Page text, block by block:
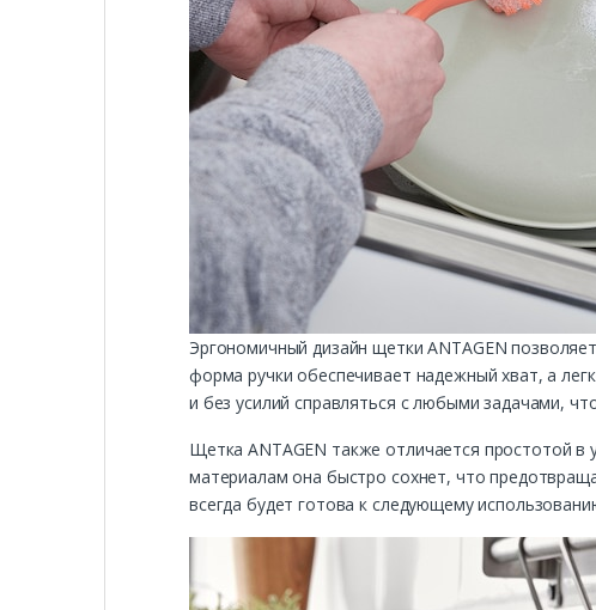
Эргономичный дизайн щетки ANTAGEN
форма ручки обеспечивает надежный хват, а
и без усилий справляться с любыми задачами,
Щетка ANTAGEN также отличается простотой в
материалам она быстро сохнет, что
всегда будет готова к следующему